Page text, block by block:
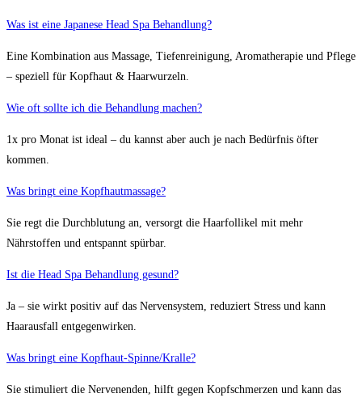
Was ist eine Japanese Head Spa Behandlung?
Eine Kombination aus Massage, Tiefenreinigung, Aromatherapie und Pflege
– speziell für Kopfhaut & Haarwurzeln.
Wie oft sollte ich die Behandlung machen?
1x pro Monat ist ideal – du kannst aber auch je nach Bedürfnis öfter
kommen.
Was bringt eine Kopfhautmassage?
Sie regt die Durchblutung an, versorgt die Haarfollikel mit mehr
Nährstoffen und entspannt spürbar.
Ist die Head Spa Behandlung gesund?
Ja – sie wirkt positiv auf das Nervensystem, reduziert Stress und kann
Haarausfall entgegenwirken.
Was bringt eine Kopfhaut-Spinne/Kralle?
Sie stimuliert die Nervenenden, hilft gegen Kopfschmerzen und kann das